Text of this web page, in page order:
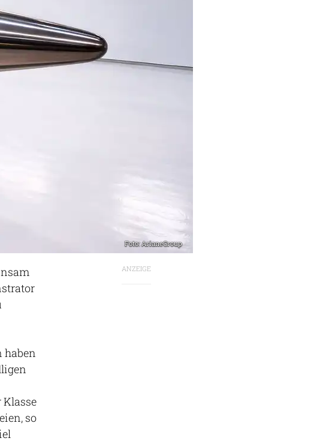
Foto: ArianeGroup
ANZEIGE
haben
so